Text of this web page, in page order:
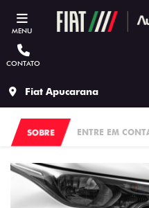
MENU
CONTATO
Fiat Apucarana
SOBRE ENTRE EM